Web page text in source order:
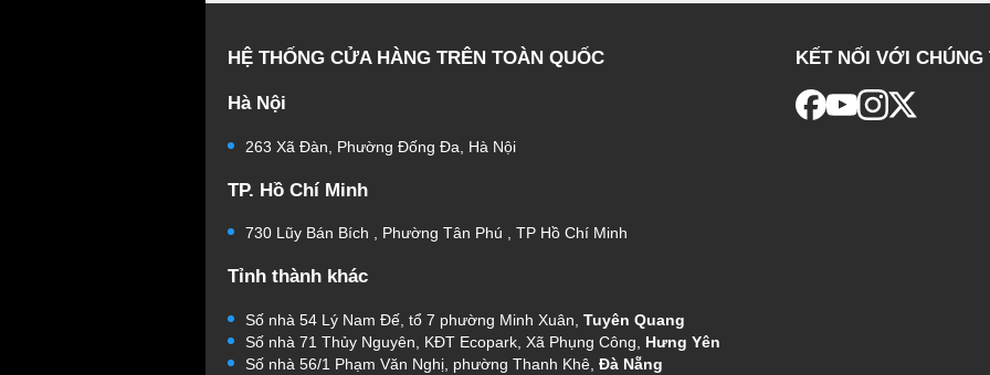
HỆ THỐNG CỬA HÀNG TRÊN TOÀN QUỐC
Hà Nội
263 Xã Đàn, Phường Đống Đa, Hà Nội
TP. Hồ Chí Minh
730 Lũy Bán Bích , Phường Tân Phú , TP Hồ Chí Minh
Tỉnh thành khác
Số nhà 54 Lý Nam Đế, tổ 7 phường Minh Xuân, Tuyên Quang
Số nhà 71 Thủy Nguyên, KĐT Ecopark, Xã Phụng Công, Hưng Yên
Số nhà 56/1 Phạm Văn Nghị, phường Thanh Khê, Đà Nẵng
KẾT NỐI VỚI CHÚNG